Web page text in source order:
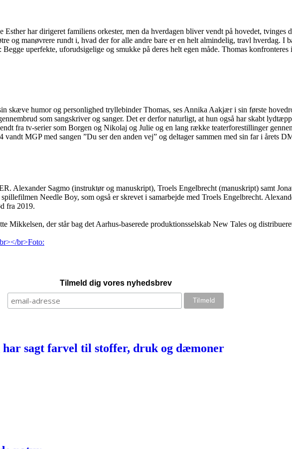
har dirigeret familiens orkester, men da hverdagen bliver vendt på hovedet, tvinges
og manøvrere rundt i, hvad der for alle andre bare er en helt almindelig, travl hverdag. I
uperfekte, uforudsigelige og smukke på deres helt egen måde. Thomas
skæve humor og personlighed tryllebinder Thomas, ses Annika Aakjær i sin første
som sangskriver og sanger. Det er derfor naturligt, at hun også har skabt
fra tv-serier som Borgen og Nikolaj og Julie og en lang række teaterforestillinger
MGP med sangen ”Du ser den anden vej” og deltager sammen med sin far i årets
Alexander Sagmo (instruktør og manuskript), Troels Engelbrecht (manuskript) samt
Needle Boy, som også er skrevet i samarbejde med Troels Engelbrecht.
fra 2019.
der står bag det Aarhus-baserede produktionsselskab New Tales og
Tilmeld dig vores nyhedsbrev
sagt farvel til stoffer, druk og dæmoner